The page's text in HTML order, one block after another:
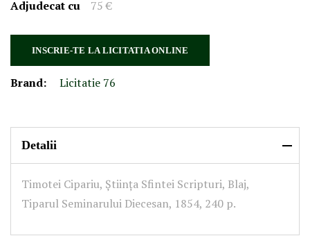
Adjudecat cu
75 €
INSCRIE-TE LA LICITATIA ONLINE
Brand: Licitatie 76
Detalii
Timotei Cipariu, Știința Sfintei Scripturi, Blaj,
Tiparul Seminarului Diecesan, 1854, 240 p.